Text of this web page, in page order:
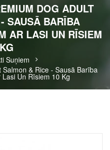
DOG ADULT
SAUSĀ BARĪBA
AR LASI UN RĪSIEM
Suņiem
& Rice - Sausā Barība
Un Rīsiem 10 Kg